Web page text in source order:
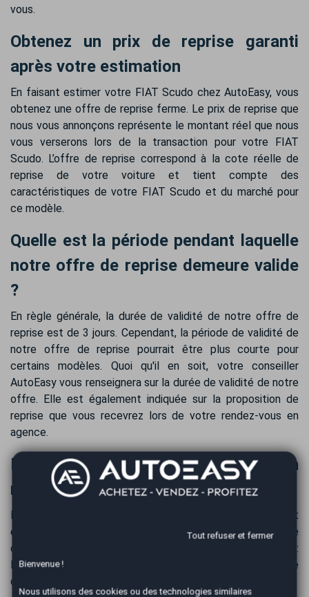
vous.
Obtenez un prix de reprise garanti
après votre estimation
En faisant estimer votre FIAT Scudo chez AutoEasy, vous
obtenez une offre de reprise ferme. Le prix de reprise que
nous vous annonçons représente le montant réel que nous
vous verserons lors de la transaction pour votre FIAT
Scudo. L’offre de reprise correspond à la cote réelle de
reprise de votre voiture et tient compte des
caractéristiques de votre FIAT Scudo et du marché pour
ce modèle.
Quelle est la période pendant laquelle
notre offre de reprise demeure valide
?
En règle générale, la durée de validité de notre offre de
reprise est de 3 jours. Cependant, la période de validité de
notre offre de reprise pourrait être plus courte pour
certains modèles. Quoi qu'il en soit, votre conseiller
AutoEasy vous renseignera sur la durée de validité de notre
offre. Elle est également indiquée sur la proposition de
reprise que vous recevrez lors de votre rendez-vous en
agence.
Paiement de votre véhicule suite à la
reprise de votre FIAT Scudo
Le paiement du prix de rachat de votre FIAT Scudo est
effectué dès la reprise. Pour plus de sécurité et de
confort, le paiement se réalise par virement bancaire. :
Habituellement, la totalité de la somme est sur votre
compte sous 24 heures, selon les délais bancaires.
Tout refuser et fermer
Bienvenue !
Nous utilisons des cookies ou des technologies similaires